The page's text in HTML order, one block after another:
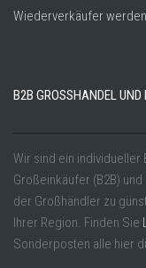
Wiederverkäufer werden
B2B GROSSHANDEL UND
Wir sind ein individueller
Großeinkäufer (B2B)
der Großhändler zu
Ihrer Region. Finden Sie
Sonderposten alle hier